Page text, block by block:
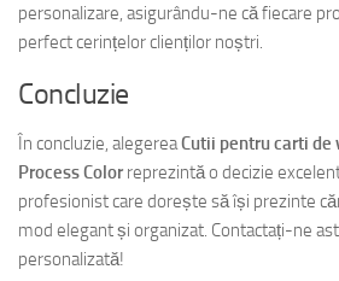
personalizare, asigurându-ne că fiecare
perfect cerințelor clienților noștri.
Concluzie
În concluzie, alegereaCutii pentru carti de
Process Colorreprezintă o decizie
profesionist care dorește să își prezinte
mod elegant și organizat. Contactați-ne
personalizată!